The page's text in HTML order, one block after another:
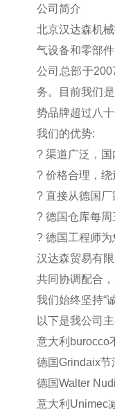
公司简介
北京汉达森机
气设备和零部
公司总部于
务。目前我们
势品牌超过八
我们的优势:
? 渠道广泛，国
? 价格合理，
? 直接从德国厂
? 德国仓库每
? 德国工程师为
汉达森贸易有
共同协调配合
我们始终坚持“
以下是我公司
意大利 burocco
德国Grindaix节
德国Walter
意大利 Unimec